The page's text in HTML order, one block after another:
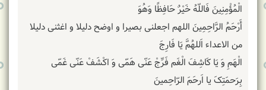
الْمُؤْمِنِینَ فَاللّهُ خَیْرٌ حَافِظًا وَهُوَ
أَرْحَمُ الرَّاحِمِینَ اللهم اجعلنی بصیرا و اوضح دلیلا و اغثنی دلیلا
من الاعداء اَللهُمَّ یَا فَارِجَ‏
الْهَمِ‏ وَ یَا کَاشِفَ‏ الْغَم‏ فَرِّجْ عَنّی هَمّی وَ اکْشَفْ عَنّی غَمّی
بِرَحمَتِکَ یا اَرحَمَ الرّاحِمینَ